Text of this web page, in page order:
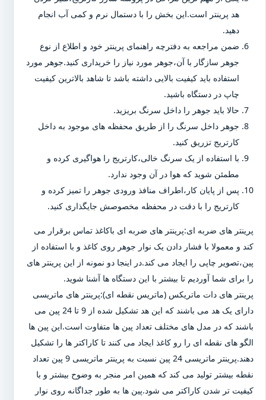
هد پرینتر است.این بخش را با دستمال نرم و کمی آب انجام
دهید.
ضمن مراجعه به دفترچه راهنمای پرینتر خود و اطلاع از نوع
جوهر سازگار با آن،جوهر مورد نیاز را خریداری کنید.جوهر مورد
استفاده باید کیفیت بالایی داشته باشد تا شاهد بالاترین کیفیت
چاپ در دستگاه باشید.
حالا باید جوهر را داخل سرنگ بریزید.
جوهر داخل سرنگ را از طریق محفظه های موجود به داخل
کارتریج تزریق کنید.
با استفاده از یک سرنگ خالی،کارتریج را هواگیری کرده و
مطمئن شوید که هوا در آن وجود ندارد.
پس از پایان کار،اطراف منافذ ورودی جوهر را تمیز کرده و
کارتریج را با دقت در محفظه مخصوصش جایگذاری کنید.
پرینتر های ضربه ای:پرینتر های ضربه ای باکاغذ تماس برقرار می
کند و معمولا با فشار دادن یک نوار جوهر روی کاغذ و با استفاده از
پین،تصویر چاپی را ایجاد می کند.در اینجا دو نمونه از این پرینتر های
را برای شما آوردیم تا بیشتر با این دستگاه ها آشنا شوید.
پرینتر های دات ماتریکس (ماتریس نقطه ای):پرینتر های ماتریسی
دارای یک هد می باشند که این هد تشکیل شده از 9 تا 24 پین می
باشند که در مدل های مختلف تعداد پین ها متفاوت است.این پین ها
الگو های نقطه ای را رو کاغذ ایجاد می کنند تا کاراکتر ها را تشکیل
دهند.پرینتر ماتریسی 24 پین نسبت به پرینتر ماتریسی 9 پین تعداد
نقطه بیشتر تولید می کند که همین امر منجر به وضوح بیشتر و با
کیفیت تر شدن کاراکتر می شود.پین ها به طور جداگانه روی نوار